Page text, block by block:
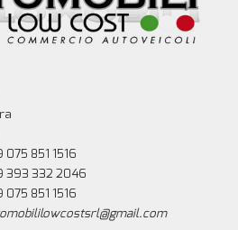
075 851 1516
393 332 2046
075 851 1516